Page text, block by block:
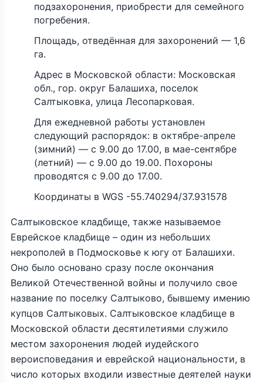
подзахоронения, приобрести для семейного
погребения.
Площадь, отведённая для захоронений — 1,6
га.
Адрес в Московской области: Московская
обл., гор. округ Балашиха, поселок
Салтыковка, улица Лесопарковая.
Для ежедневной работы установлен
следующий распорядок: в октябре-апреле
(зимний) — с 9.00 до 17.00, в мае-сентябре
(летний) — с 9.00 до 19.00. Похороны
проводятся с 9.00 до 17.00.
Координаты в WGS -55.740294/37.931578
Салтыковское кладбище, также называемое
Еврейское кладбище – один из небольших
некрополей в Подмосковье к югу от Балашихи.
Оно было основано сразу после окончания
Великой Отечественной войны и получило свое
название по поселку Салтыково, бывшему имению
купцов Салтыковых. Салтыковское кладбище в
Московской области десятилетиями служило
местом захоронения людей иудейского
вероисповедания и еврейской национальности, в
число которых входили известные деятелей науки